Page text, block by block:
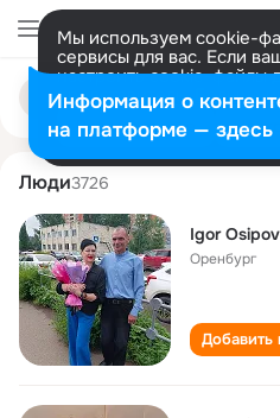
Мы используем cookie-
сервисы для вас. Если
настроить cookie-файлы
представитель. Больше
Разрешить все
Поиск
людям
igor osipov
Люди3726
Igor Osipov
Оренбург
Добавить
Информация о
на платформе — здесь